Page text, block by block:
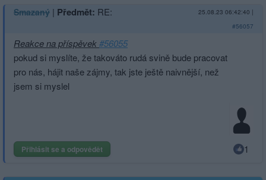
Smazaný | Předmět: RE: 25.08.23 06:42:40 |
#56057
Reakce na příspěvek#56055
pokud si myslíte, že takováto rudá svině bude pracovat
pro nás, hájit naše zájmy, tak jste ještě naivnější, než
jsem si myslel
Přihlásit se a odpovědět 1